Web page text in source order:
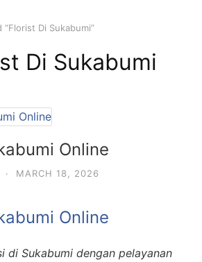
Di Sukabumi”
Di Sukabumi
Online
· MARCH 18, 2026
Online
di Sukabumi dengan pelayanan